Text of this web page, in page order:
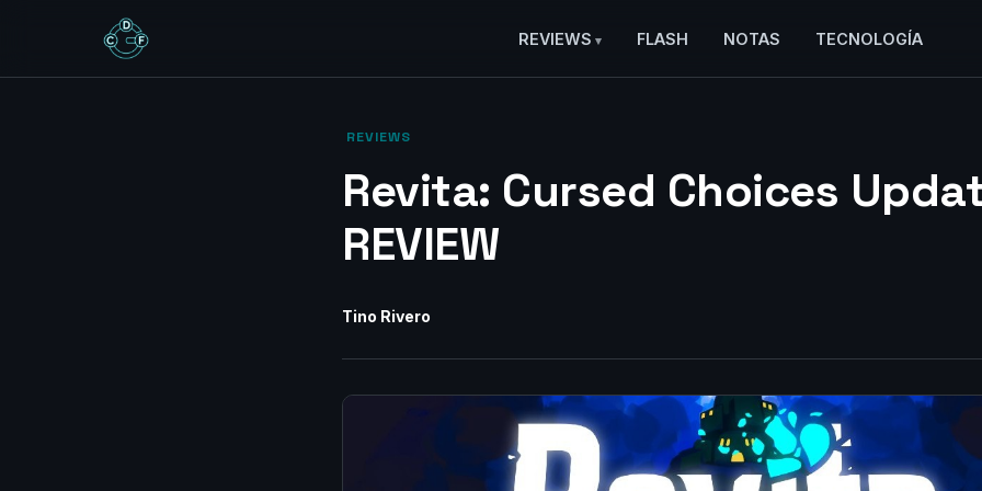
REVIEWS FLASH NOTAS TECNOLOGÍA
‎ REVIEWS‎
Revita: Cursed Choices
REVIEW
Tino Rivero